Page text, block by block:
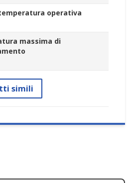
operativa
massima di
simili